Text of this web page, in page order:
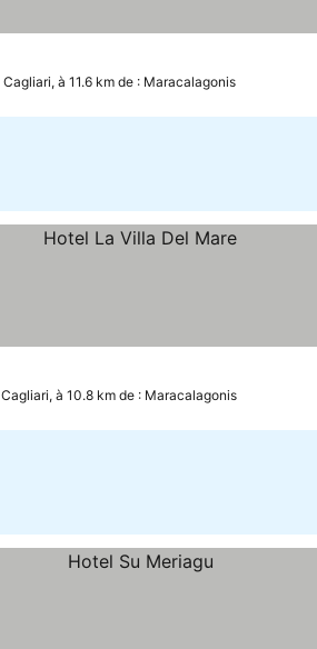
Cagliari, à 11.6 km de : Maracalagonis
Cagliari, à 10.8 km de : Maracalagonis